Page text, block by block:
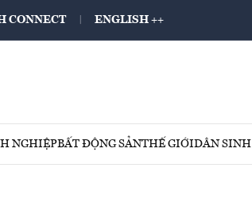
CONNECT ENGLISH ++
NGHIỆPBẤT ĐỘNG SẢNTHẾ GIỚIDÂN SINH